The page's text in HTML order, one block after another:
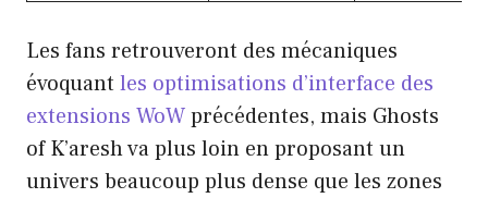
Les fans retrouveront des mécaniques
évoquant les optimisations d’interface des
extensions WoWprécédentes, mais Ghosts
of K’aresh va plus loin en proposant un
univers beaucoup plus dense que les zones